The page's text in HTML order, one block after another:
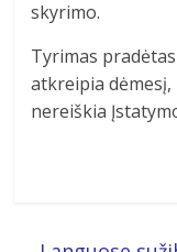
skyrimo.
Tyrimas
atkreipia
nereiškia